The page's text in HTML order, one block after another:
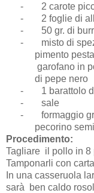
-
2 carote
-
2 foglie di
-
50 gr. di
-
misto di
pimento
garofano in
di pepe nero
-
1 barattolo
-
sale
-
formaggio
pecorino
Procedimento:
Tagliare il pollo in 8
Tamponarli con
In una casseruola
sarà ben caldo